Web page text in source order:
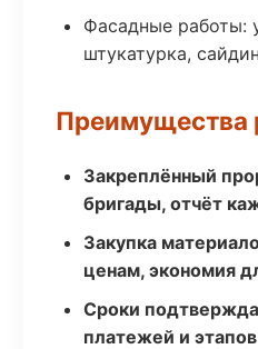
Фасадные работы:
штукатурка,
Преимущества
Закреплённый
бригады, отчёт
Закупка
ценам, экономия
Сроки
платежей и этапов